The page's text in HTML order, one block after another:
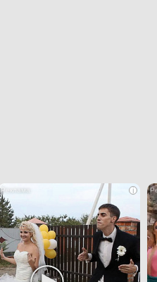
i